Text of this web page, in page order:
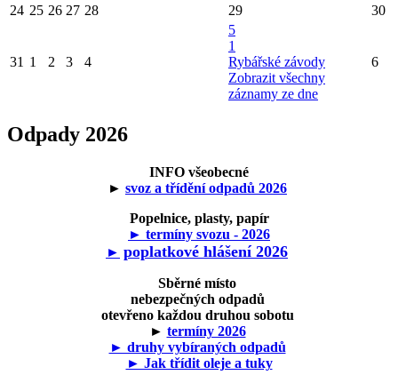
24 25 26 27 28 29 30
31 1 2 3 4
5
1
Rybářské závody
Zobrazit všechny
záznamy ze dne
6
Odpady 2026
INFO všeobecné
► svoz a třídění odpadů 2026
Popelnice, plasty, papír
► termíny svozu - 2026
► poplatkové hlášení 2026
Sběrné místo
nebezpečných odpadů
otevřeno každou druhou sobotu
► termíny 2026
► druhy vybíraných odpadů
► Jak třídit oleje a tuky